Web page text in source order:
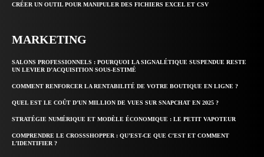
CRÉER UN OUTIL POUR MANIPULER DES FICHIERS EXCEL ET CSV
MARKETING
SALONS PROFESSIONNELS : POURQUOI LA SIGNALÉTIQUE SUSPENDUE RESTE
UN LEVIER D’ACQUISITION SOUS-ESTIMÉ
COMMENT RENFORCER LA RENTABILITÉ DE VOTRE BOUTIQUE EN LIGNE ?
QUEL EST LE COÛT D’UN MILLION DE VUES SUR SNAPCHAT EN 2025 ?
STRATÉGIE NUMÉRIQUE ET MODÈLE ÉCONOMIQUE : LE PETIT VAPOTEUR
COMPRENDRE LE CROSSSHOPPER : QU’EST-CE QUE C’EST ET COMMENT
L’IDENTIFIER ?